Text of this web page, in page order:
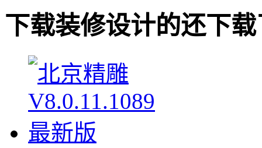
下载装修设计的还下